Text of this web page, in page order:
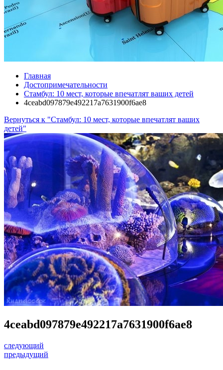
Главная
Достопримечательности
Стамбул: 10 мест, которые впечатлят ваших детей
4ceabd097879e492217a7631900f6ae8
Вернуться к "Стамбул: 10 мест, которые впечатлят ваших
детей"
4ceabd097879e492217a7631900f6ae8
следующий
предыдущий